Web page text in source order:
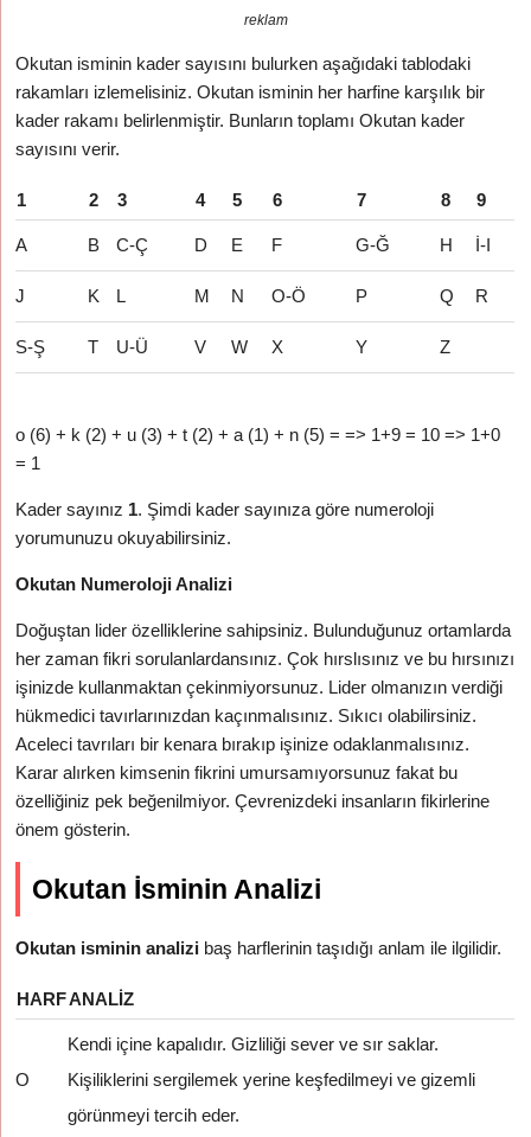
reklam
Okutan isminin kader sayısını bulurken aşağıdaki tablodaki
rakamları izlemelisiniz. Okutan isminin her harfine karşılık bir
kader rakamı belirlenmiştir. Bunların toplamı Okutan kader
sayısını verir.
1 2 3 4 5 6 7 8 9
A B C-Ç D E F G-Ğ H İ-I
J K L M N O-Ö P Q R
S-Ş T U-Ü V W X Y Z
o (6) + k (2) + u (3) + t (2) + a (1) + n (5) = => 1+9 = 10 => 1+0
= 1
Kader sayınız 1. Şimdi kader sayınıza göre numeroloji
yorumunuzu okuyabilirsiniz.
Okutan Numeroloji Analizi
Doğuştan lider özelliklerine sahipsiniz. Bulunduğunuz ortamlarda
her zaman fikri sorulanlardansınız. Çok hırslısınız ve bu hırsınızı
işinizde kullanmaktan çekinmiyorsunuz. Lider olmanızın verdiği
hükmedici tavırlarınızdan kaçınmalısınız. Sıkıcı olabilirsiniz.
Aceleci tavrıları bir kenara bırakıp işinize odaklanmalısınız.
Karar alırken kimsenin fikrini umursamıyorsunuz fakat bu
özelliğiniz pek beğenilmiyor. Çevrenizdeki insanların fikirlerine
önem gösterin.
Okutan İsminin Analizi
Okutan isminin analizi baş harflerinin taşıdığı anlam ile ilgilidir.
HARFANALIZ
O
Kendi içine kapalıdır. Gizliliği sever ve sır saklar.
Kişiliklerini sergilemek yerine keşfedilmeyi ve gizemli
görünmeyi tercih eder.